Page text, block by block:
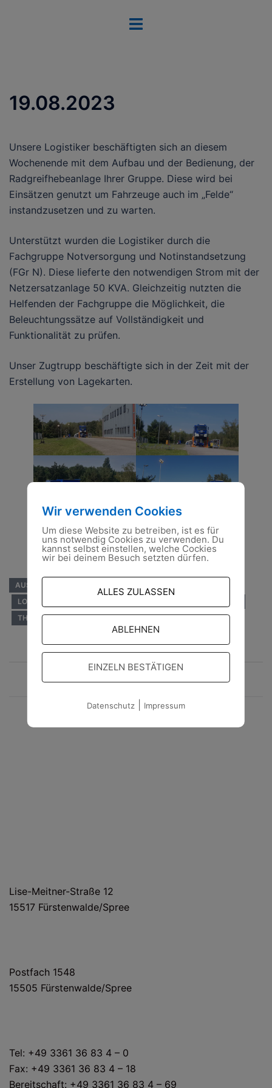
Menü
19.08.2023
Unsere Logistiker beschäftigten sich an diesem
Wochenende mit dem Aufbau und der Bedienung, der
Radgreifhebeanlage Ihrer Gruppe. Diese wird bei
Einsätzen genutzt um Fahrzeuge auch im „Felde“
instandzusetzen und zu warten.
Unterstützt wurden die Logistiker durch die
Fachgruppe Notversorgung und Notinstandsetzung
(FGr N). Diese lieferte den notwendigen Strom mit der
Netzersatzanlage 50 KVA. Gleichzeitig nutzten die
Helfenden der Fachgruppe die Möglichkeit, die
Beleuchtungssätze auf Vollständigkeit und
Funktionalität zu prüfen.
Unser Zugtrupp beschäftigte sich in der Zeit mit der
Erstellung von Lagekarten.
AUSBILDUNG
LOGISTIK
THW
Beitragsnavigation
20.08.2023
14.09.2023
Lise-Meitner-Straße 12
15517 Fürstenwalde/Spree
Postfach 1548
15505 Fürstenwalde/Spree
Tel: +49 3361 36 83 4 – 0
Fax: +49 3361 36 83 4 – 18
Bereitschaft: +49 3361 36 83 4 – 69
Wir verwenden Cookies
Um diese Website zu betreiben, ist es für
uns notwendig Cookies zu verwenden. Du
kannst selbst einstellen, welche Cockies
wir bei deinem Besuch setzten dürfen.
ALLES ZULASSEN
ABLEHNEN
EINZELN BESTÄTIGEN
Datenschutz| Impressum